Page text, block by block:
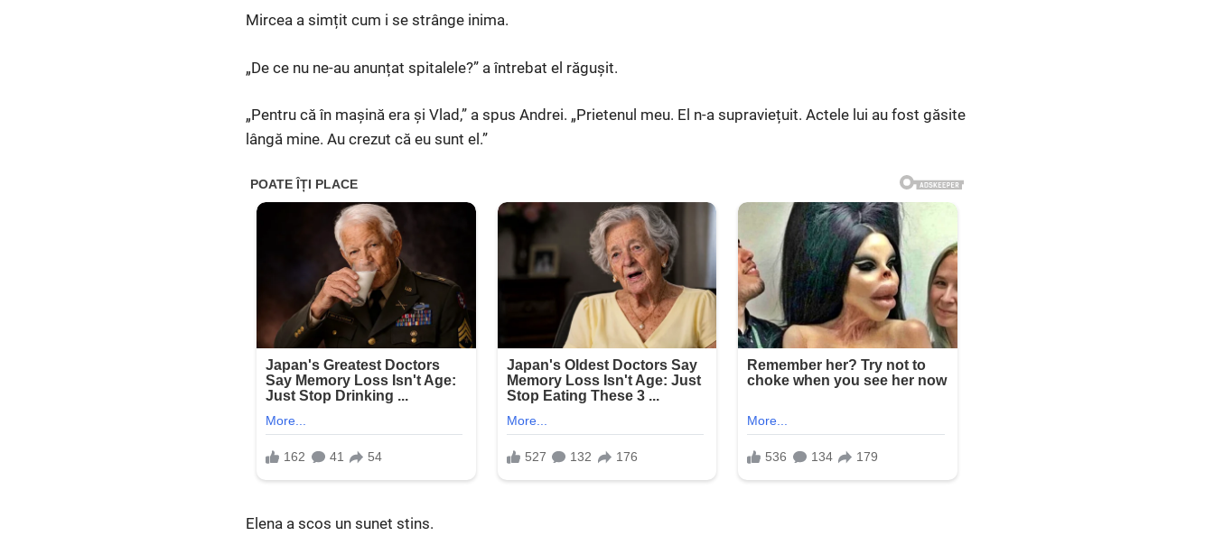
Mircea a simțit cum i se strânge inima.
„De ce nu ne-au anunțat spitalele?” a întrebat el răgușit.
„Pentru că în mașină era și Vlad,” a spus Andrei. „Prietenul meu. El n-a supraviețuit. Actele lui au fost găsite
lângă mine. Au crezut că eu sunt el.”
Elena a scos un sunet stins.